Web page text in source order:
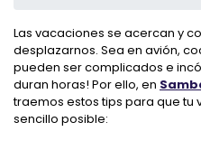
Las vacaciones se acercan y
desplazarnos. Sea en avión,
pueden ser complicados e
duran horas! Por ello, en
traemos estos tips para que tu
sencillo posible: